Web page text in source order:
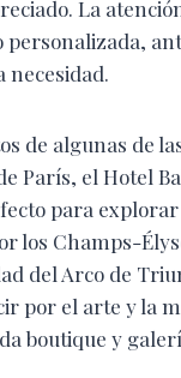
La
necesidad.
de algunas de
París, el Hotel
para explorar
los Champs-
del Arco de
por el arte y la
boutique y